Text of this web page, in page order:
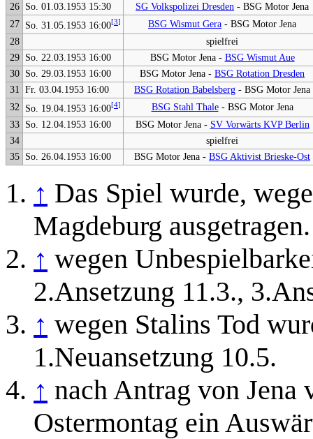
26
So. 01.03.1953 15:30 SG Volkspolizei Dresden - BSG Motor Jena
27
So. 31.05.1953 16:00[3] BSG Wismut Gera - BSG Motor Jena
28
spielfrei
29
So. 22.03.1953 16:00 BSG Motor Jena - BSG Wismut Aue
30
So. 29.03.1953 16:00 BSG Motor Jena - BSG Rotation Dresden
31
Fr. 03.04.1953 16:00 BSG Rotation Babelsberg - BSG Motor Jena
32
So. 19.04.1953 16:00[4] BSG Stahl Thale- BSG Motor Jena
33
So. 12.04.1953 16:00 BSG Motor Jena - SV Vorwärts KVP Berlin
34
spielfrei
35
So. 26.04.1953 16:00 BSG Motor Jena - BSG Aktivist Brieske-Ost
↑ Das Spiel wurde,
Magdeburg ausgetragen.
↑ wegen
2.Ansetzung 11.3.,
↑ wegen Stalins Tod
1.Neuansetzung 10.5.
↑ nach Antrag von
Ostermontag ein